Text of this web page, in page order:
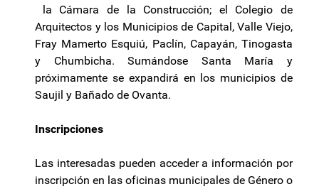
la Cámara de la Construcción; el Colegio de
Arquitectos y los Municipios de Capital, Valle Viejo,
Fray Mamerto Esquiú, Paclín, Capayán, Tinogasta
y Chumbicha. Sumándose Santa María y
próximamente se expandirá en los municipios de
Saujil y Bañado de Ovanta.
Inscripciones
Las interesadas pueden acceder a información por
inscripción en las oficinas municipales de Género o